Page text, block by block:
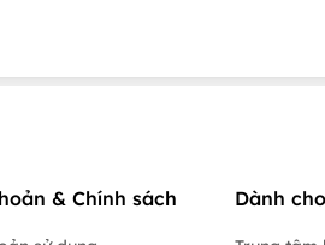
& Chính sách Dành